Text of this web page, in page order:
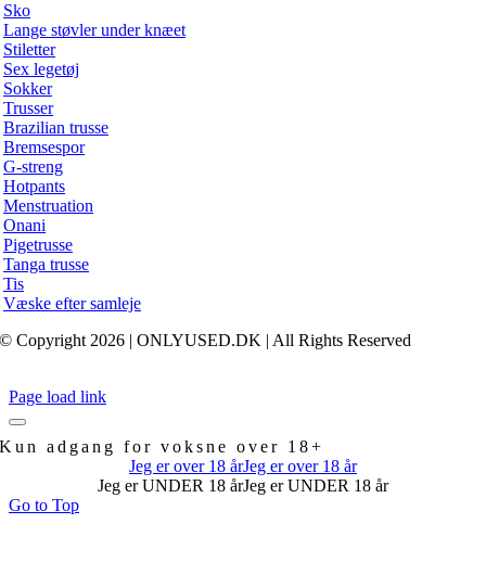
Sko
Lange støvler under knæet
Stiletter
Sex legetøj
Sokker
Trusser
Brazilian trusse
Bremsespor
G-streng
Hotpants
Menstruation
Onani
Pigetrusse
Tanga trusse
Tis
Væske efter samleje
© Copyright 2026 | ONLYUSED.DK | All Rights Reserved
Page load link
Kun adgang for voksne over 18+
Jeg er over 18 årJeg er over 18 år
Jeg er UNDER 18 årJeg er UNDER 18 år
Go to Top